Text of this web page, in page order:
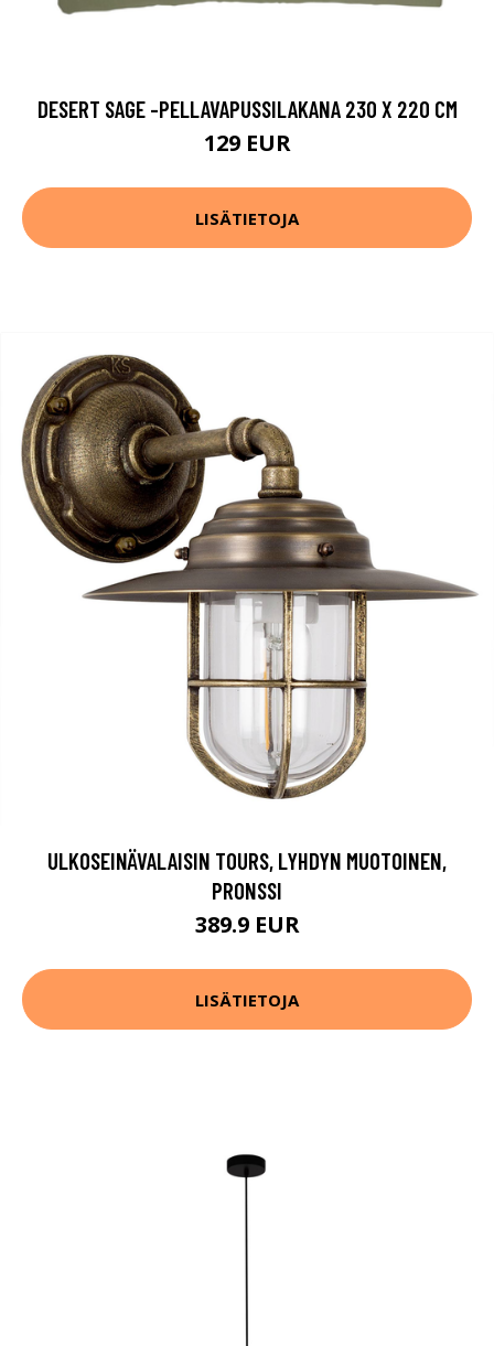
DESERT SAGE -PELLAVAPUSSILAKANA 230 X 220 CM
129 EUR
LISÄTIETOJA
ULKOSEINÄVALAISIN TOURS, LYHDYN MUOTOINEN,
PRONSSI
389.9 EUR
LISÄTIETOJA